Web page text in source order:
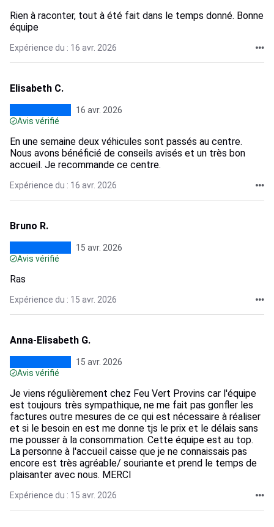
Rien à raconter, tout à été fait dans le temps donné. Bonne
équipe
Expérience du : 16 avr. 2026
Elisabeth C.
16 avr. 2026
Avis vérifié
En une semaine deux véhicules sont passés au centre.
Nous avons bénéficié de conseils avisés et un très bon
accueil. Je recommande ce centre.
Expérience du : 16 avr. 2026
Bruno R.
15 avr. 2026
Avis vérifié
Ras
Expérience du : 15 avr. 2026
Anna-Elisabeth G.
15 avr. 2026
Avis vérifié
Je viens régulièrement chez Feu Vert Provins car l'équipe
est toujours très sympathique, ne me fait pas gonfler les
factures outre mesures de ce qui est nécessaire à réaliser
et si le besoin en est me donne tjs le prix et le délais sans
me pousser à la consommation. Cette équipe est au top.
La personne à l'accueil caisse que je ne connaissais pas
encore est très agréable/ souriante et prend le temps de
plaisanter avec nous. MERCI
Expérience du : 15 avr. 2026